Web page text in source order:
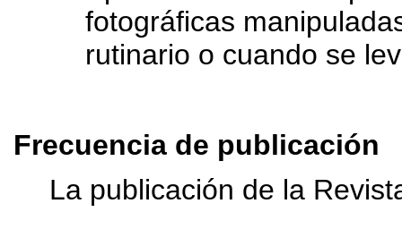
fotográficas
rutinario o cuando se
Frecuencia de publicación
La publicación de la